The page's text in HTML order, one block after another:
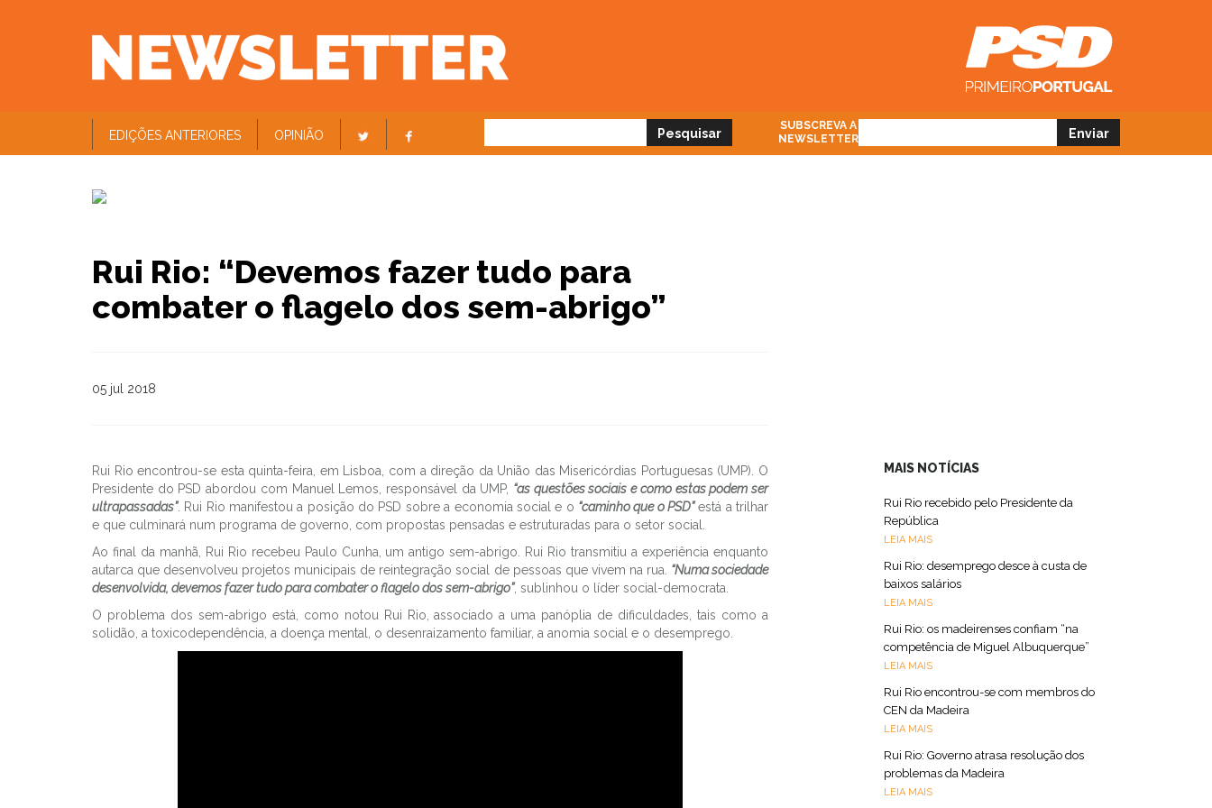
EDIÇÕES ANTERIORES OPINIÃO
SUBSCREVA A
NEWSLETTER
Rui Rio: “Devemos fazer tudo para
combater o flagelo dos sem-abrigo”
05 jul 2018
Rui Rio encontrou-se esta quinta-feira, em Lisboa, com a direção da União das Misericórdias Portuguesas (UMP). O
Presidente do PSD abordou com Manuel Lemos, responsável da UMP, “as questões sociais e como estas podem ser
ultrapassadas”. Rui Rio manifestou a posição do PSD sobre a economia social e o “caminho que o PSD”está a trilhar
e que culminará num programa de governo, com propostas pensadas e estruturadas para o setor social.
Ao final da manhã, Rui Rio recebeu Paulo Cunha, um antigo sem-abrigo. Rui Rio transmitiu a experiência enquanto
autarca que desenvolveu projetos municipais de reintegração social de pessoas que vivem na rua. “Numa sociedade
desenvolvida, devemos fazer tudo para combater o flagelo dos sem-abrigo”, sublinhou o líder social-democrata.
O problema dos sem-abrigo está, como notou Rui Rio, associado a uma panóplia de dificuldades, tais como a
solidão, a toxicodependência, a doença mental, o desenraizamento familiar, a anomia social e o desemprego.
MAIS NOTÍCIAS
Rui Rio recebido pelo Presidente da
República
LEIA MAIS
Rui Rio: desemprego desce à custa de
baixos salários
LEIA MAIS
Rui Rio: os madeirenses confiam “na
competência de Miguel Albuquerque”
LEIA MAIS
Rui Rio encontrou-se com membros do
CEN da Madeira
LEIA MAIS
Rui Rio: Governo atrasa resolução dos
problemas da Madeira
LEIA MAIS